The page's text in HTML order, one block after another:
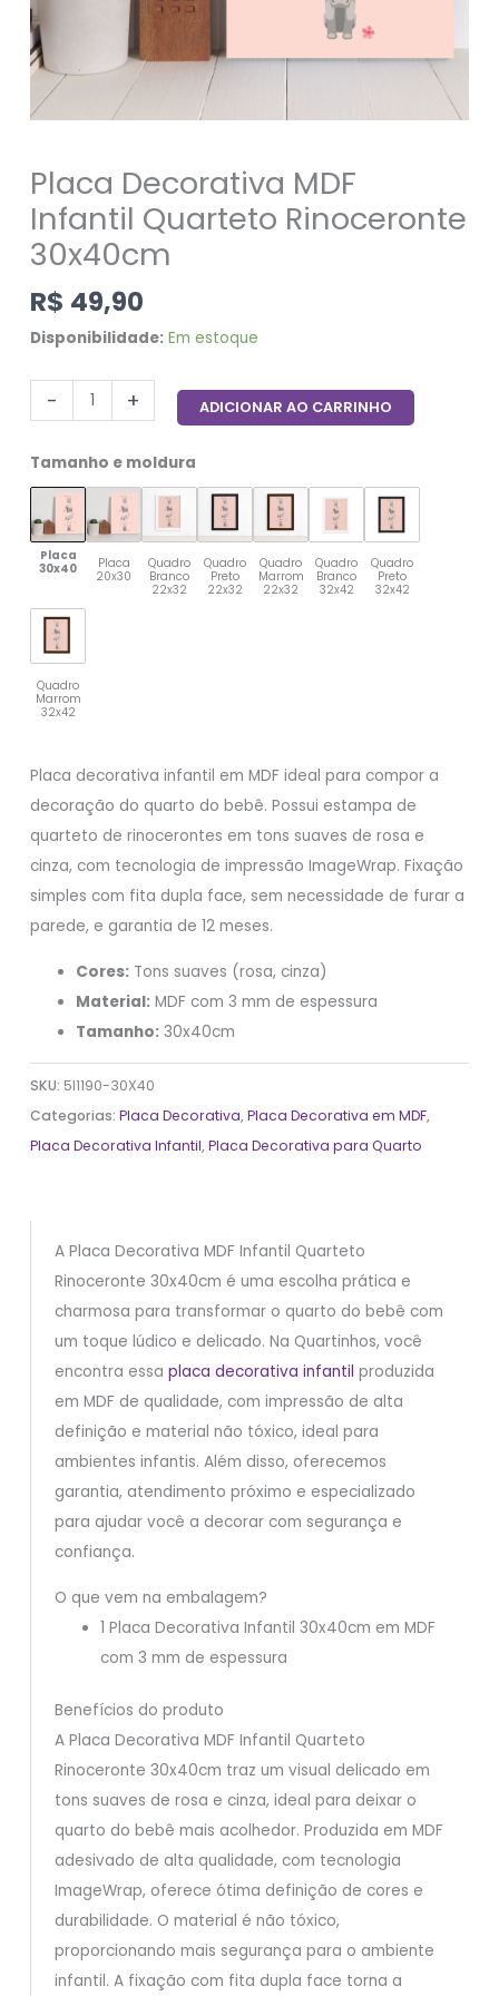
Placa Decorativa MDF
Infantil Quarteto Rinoceronte
30x40cm
R$ 49,90
Disponibilidade: Em estoque
- + ADICIONAR AO CARRINHO
Tamanho e moldura
Placa
30x40
Placa
20x30
Quadro
Branco
22x32
Quadro
Preto
22x32
Quadro
Marrom
22x32
Quadro
Branco
32x42
Quadro
Preto
32x42
Quadro
Marrom
32x42
Placa decorativa infantil em MDF ideal para compor a
decoração do quarto do bebê. Possui estampa de
quarteto de rinocerontes em tons suaves de rosa e
cinza, com tecnologia de impressão ImageWrap. Fixação
simples com fita dupla face, sem necessidade de furar a
parede, e garantia de 12 meses.
Cores: Tons suaves (rosa, cinza)
Material: MDF com 3 mm de espessura
Tamanho: 30x40cm
SKU: 5I1190-30X40
Categorias:Placa Decorativa,Placa Decorativa em MDF,
Placa Decorativa Infantil,Placa Decorativa para Quarto
A Placa Decorativa MDF Infantil Quarteto
Rinoceronte 30x40cm é uma escolha prática e
charmosa para transformar o quarto do bebê com
um toque lúdico e delicado. Na Quartinhos, você
encontra essa placa decorativa infantil produzida
em MDF de qualidade, com impressão de alta
definição e material não tóxico, ideal para
ambientes infantis. Além disso, oferecemos
garantia, atendimento próximo e especializado
para ajudar você a decorar com segurança e
confiança.
O que vem na embalagem?
1 Placa Decorativa Infantil 30x40cm em MDF
com 3 mm de espessura
Benefícios do produto
A Placa Decorativa MDF Infantil Quarteto
Rinoceronte 30x40cm traz um visual delicado em
tons suaves de rosa e cinza, ideal para deixar o
quarto do bebê mais acolhedor. Produzida em MDF
adesivado de alta qualidade, com tecnologia
ImageWrap, oferece ótima definição de cores e
durabilidade. O material é não tóxico,
proporcionando mais segurança para o ambiente
infantil. A fixação com fita dupla face torna a